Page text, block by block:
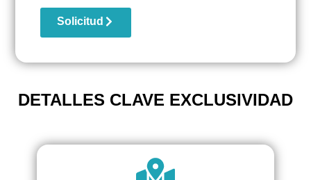
Solicitud
DETALLES CLAVE EXCLUSIVIDAD